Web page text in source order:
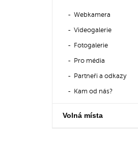
Webkamera
Videogalerie
Fotogalerie
Pro média
Partneři a odkazy
Kam od nás?
Volná místa